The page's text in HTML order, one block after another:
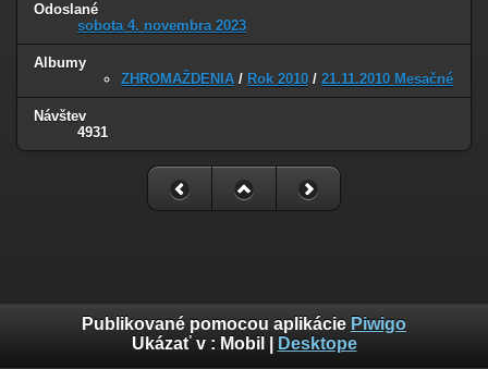
Odoslané
sobota 4. novembra 2023
Albumy
ZHROMAŽDENIA / Rok 2010 / 21.11.2010 Mesačné
Návštev
4931
Publikované pomocou aplikácie Piwigo
Ukázať v : Mobil Desktope